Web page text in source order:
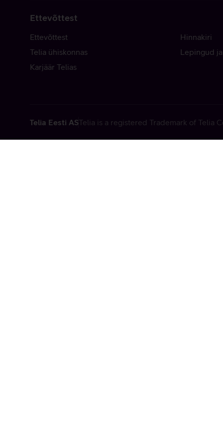
Ettevõttest
Ettevõttest
Telia ühiskonnas
Karjäär Telias
Hinnakiri
Lepingud
Telia Eesti ASTelia is a registered Trademark of Telia